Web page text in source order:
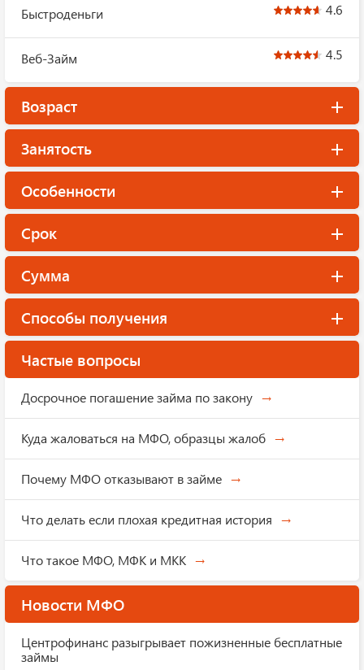
Быстроденьги 4.6
Веб-Займ 4.5
Возраст
Занятость
Особенности
Срок
Сумма
Способы получения
Частые вопросы
Досрочное погашение займа по закону
Куда жаловаться на МФО, образцы жалоб
Почему МФО отказывают в займе
Что делать если плохая кредитная история
Что такое МФО, МФК и МКК
Новости МФО
Центрофинанс разыгрывает пожизненные бесплатные
займы